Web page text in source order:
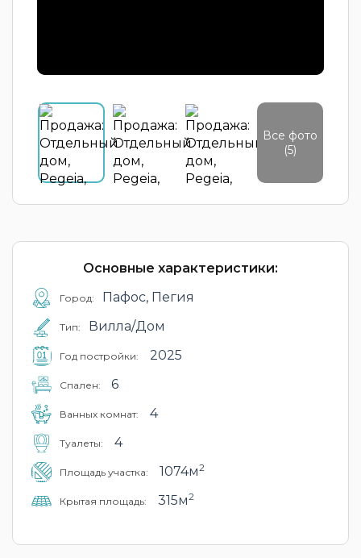
Все фото
(5)
Основные характеристики:
Город: Пафос, Пегия
Тип: Вилла/Дом
Год постройки: 2025
Cпален: 6
Ванных комнат: 4
Туалеты: 4
Площадь участка: 1074м2
Крытая площадь: 315м2